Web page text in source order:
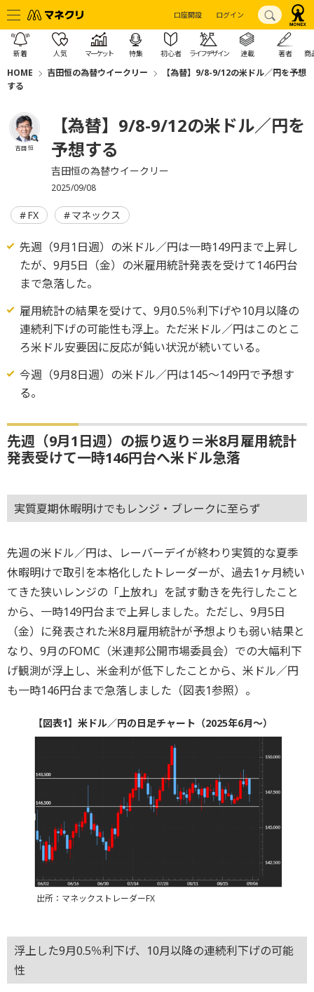
口座開設 ログイン
新着 人気 マーケット 特集 初心者 ライフデザイン 連載 著者 商
HOME 吉田恒の為替ウイークリー
【為替】9/8-9/12の米ドル／円を予想
する
吉田 恒
【為替】9/8-9/12の米ドル／円を
予想する
吉田恒の為替ウイークリー
2025/09/08
FX マネックス
先週（9月1日週）の米ドル／円は一時149円まで上昇し
たが、9月5日（金）の米雇用統計発表を受けて146円台
まで急落した。
雇用統計の結果を受けて、9月0.5％利下げや10月以降の
連続利下げの可能性も浮上。ただ米ドル／円はこのとこ
ろ米ドル安要因に反応が鈍い状況が続いている。
今週（9月8日週）の米ドル／円は145～149円で予想す
る。
先週（9月1日週）の振り返り＝米8月雇用統計
発表受けて一時146円台へ米ドル急落
実質夏期休暇明けでもレンジ・ブレークに至らず
先週の米ドル／円は、レーバーデイが終わり実質的な夏季
休暇明けで取引を本格化したトレーダーが、過去1ヶ月続い
てきた狭いレンジの「上放れ」を試す動きを先行したこと
から、一時149円台まで上昇しました。ただし、9月5日
（金）に発表された米8月雇用統計が予想よりも弱い結果と
なり、9月のFOMC（米連邦公開市場委員会）での大幅利下
げ観測が浮上し、米金利が低下したことから、米ドル／円
も一時146円台まで急落しました（図表1参照）。
【図表1】米ドル／円の日足チャート（2025年6月～）
出所：マネックストレーダーFX
浮上した9月0.5％利下げ、10月以降の連続利下げの可能
性